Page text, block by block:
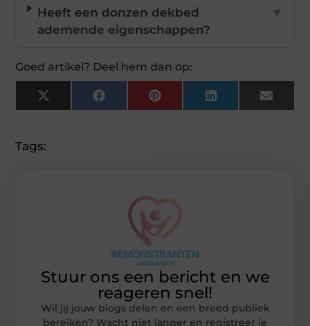
Heeft een donzen dekbed
ademende eigenschappen?
▼
Goed artikel? Deel hem dan op:
X
(Twitter)
FacebookPinterestLinkedInEmail
Tags:
Stuur ons een bericht en we
reageren snel!
Wil jij jouw blogs delen en een breed publiek
bereiken? Wacht niet langer en registreer je